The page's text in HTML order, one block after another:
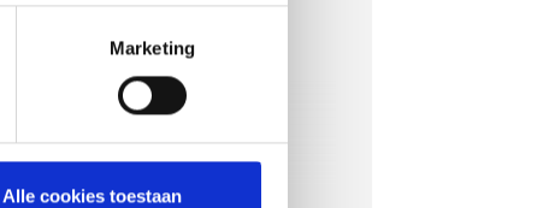
Marketing
Alle cookies toestaan